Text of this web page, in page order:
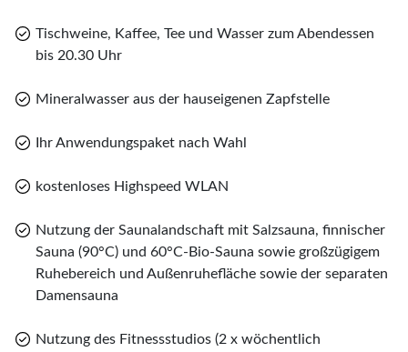
Tischweine, Kaffee, Tee und Wasser zum Abendessen
bis 20.30 Uhr
Mineralwasser aus der hauseigenen Zapfstelle
Ihr Anwendungspaket nach Wahl
kostenloses Highspeed WLAN
Nutzung der Saunalandschaft mit Salzsauna, finnischer
Sauna (90°C) und 60°C-Bio-Sauna sowie großzügigem
Ruhebereich und Außenruhefläche sowie der separaten
Damensauna
Nutzung des Fitnessstudios (2 x wöchentlich